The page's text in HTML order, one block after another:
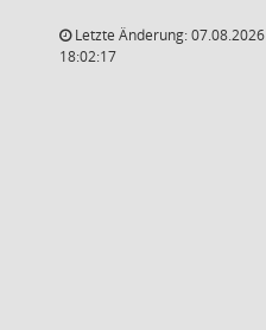
Letzte Änderung: 07.08.2026
18:02:17